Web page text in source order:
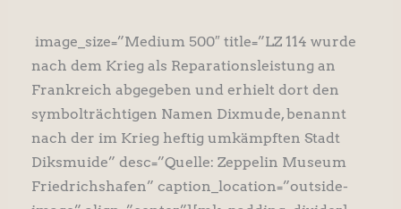
image_size=”Medium 500″ title=”LZ 114 wurde
nach dem Krieg als Reparationsleistung an
Frankreich abgegeben und erhielt dort den
symbolträchtigen Namen Dixmude, benannt
nach der im Krieg heftig umkämpften Stadt
Diksmuide” desc=”Quelle: Zeppelin Museum
Friedrichshafen” caption_location=”outside-